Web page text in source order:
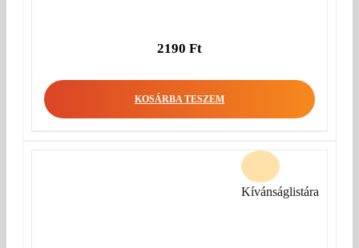
2190 Ft
KOSÁRBA TESZEM
Kívánságlistára